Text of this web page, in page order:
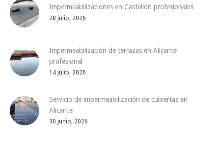
Impermeabilizaciones en Castellón profesionales
28 julio, 2026
Impermeabilización de terrazas en Alicante
profesional
14 julio, 2026
Servicio de impermeabilización de cubiertas en
Alicante
30 junio, 2026